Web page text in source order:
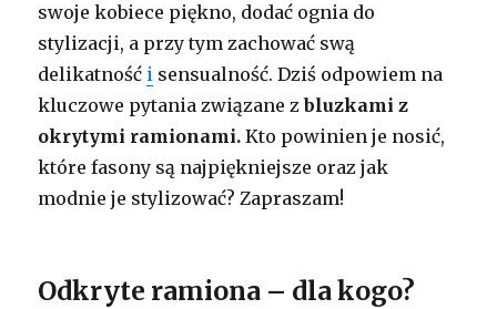
swoje kobiece piękno, dodać ognia do
stylizacji, a przy tym zachować swą
delikatność i sensualność. Dziś odpowiem na
kluczowe pytania związane zbluzkami z
okrytymi ramionami.Kto powinien je nosić,
które fasony są najpiękniejsze oraz jak
modnie je stylizować? Zapraszam!
Odkryte ramiona – dla kogo?